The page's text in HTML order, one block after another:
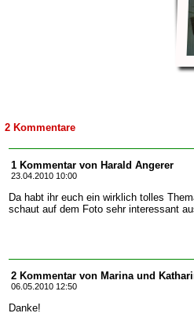
2 Kommentare
1 Kommentar von Harald Angerer
23.04.2010 10:00
Da habt ihr euch ein wirklich tolles
schaut auf dem Foto sehr interessant
2 Kommentar von Marina und
06.05.2010 12:50
Danke!